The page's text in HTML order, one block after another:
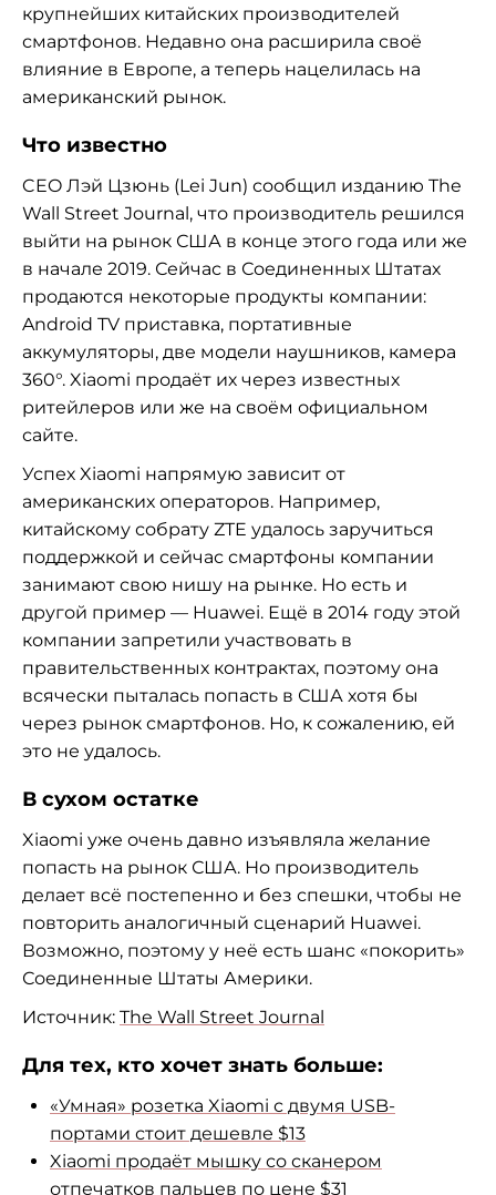
крупнейших китайских производителей
смартфонов. Недавно она расширила своё
влияние в Европе, а теперь нацелилась на
американский рынок.
Что известно
CEO Лэй Цзюнь (Lei Jun) сообщил изданию The
Wall Street Journal, что производитель решился
выйти на рынок США в конце этого года или же
в начале 2019. Сейчас в Соединенных Штатах
продаются некоторые продукты компании:
Android TV приставка, портативные
аккумуляторы, две модели наушников, камера
360°. Xiaomi продаёт их через известных
ритейлеров или же на своём официальном
сайте.
Успех Xiaomi напрямую зависит от
американских операторов. Например,
китайскому собрату ZTE удалось заручиться
поддержкой и сейчас смартфоны компании
занимают свою нишу на рынке. Но есть и
другой пример — Huawei. Ещё в 2014 году этой
компании запретили участвовать в
правительственных контрактах, поэтому она
всячески пыталась попасть в США хотя бы
через рынок смартфонов. Но, к сожалению, ей
это не удалось.
В сухом остатке
Xiaomi уже очень давно изъявляла желание
попасть на рынок США. Но производитель
делает всё постепенно и без спешки, чтобы не
повторить аналогичный сценарий Huawei.
Возможно, поэтому у неё есть шанс «покорить»
Соединенные Штаты Америки.
Источник: The Wall Street Journal
Для тех, кто хочет знать больше:
«Умная» розетка Xiaomi с двумя USB-
портами стоит дешевле $13
Xiaomi продаёт мышку со сканером
отпечатков пальцев по цене $31